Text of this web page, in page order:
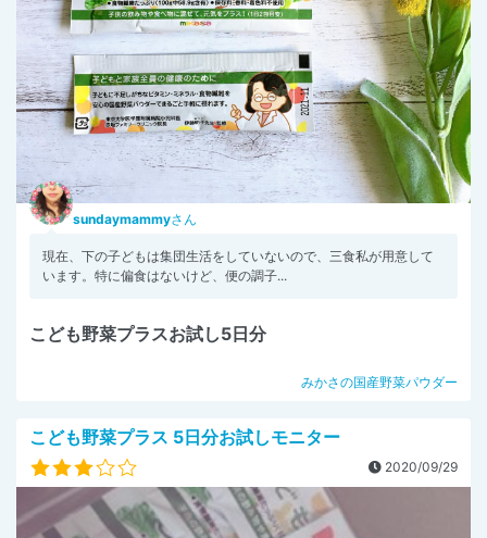
sundaymammyさん
現在、下の子どもは集団生活をしていないので、三食私が用意して
います。特に偏食はないけど、便の調子...
こども野菜プラスお試し5日分
みかさの国産野菜パウダー
こども野菜プラス 5日分お試しモニター
2020/09/29